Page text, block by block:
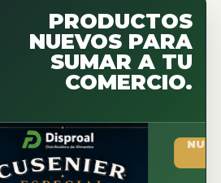
PRODUCTOS
NUEVOS PARA
SUMAR A TU
COMERCIO.
NUEVO